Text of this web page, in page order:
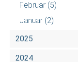
Februar (5)
Januar (2)
2025
2024